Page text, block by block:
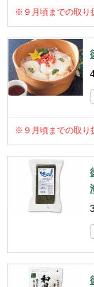
※９月頃までの取り
※９月頃までの取り